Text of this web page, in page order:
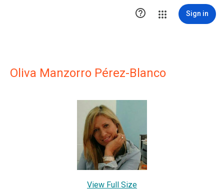
 Sign in
Oliva Manzorro Pérez-Blanco
View Full Size